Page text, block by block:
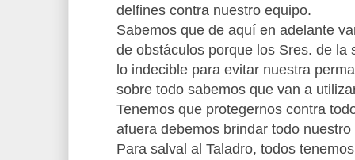
delfines contra nuestro equipo.
Sabemos que de aquí en adelante
de obstáculos porque los Sres. de la
lo indecible para evitar nuestra
sobre todo sabemos que van a
Tenemos que protegernos contra
afuera debemos brindar todo nuestro
Para salval al Taladro, todos